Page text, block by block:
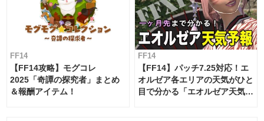
FF14
【FF14攻略】モグコレ
2025「奇譚の探究者」まとめ
＆報酬アイテム！
FF14
【FF14】パッチ7.25対応！エ
オルゼア各エリアの天気がひと
目で分かる「エオルゼア天気予